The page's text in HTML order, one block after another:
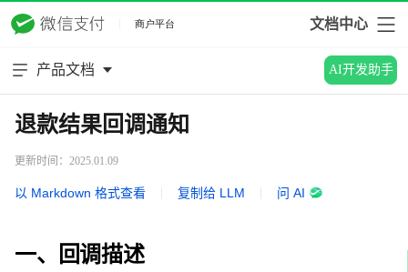
文档中心
产品文档 AI开发助手
退款结果回调通知
更新时间：2025.01.09
以 Markdown 格式查看 复制给 LLM 问 AI
一、回调描述